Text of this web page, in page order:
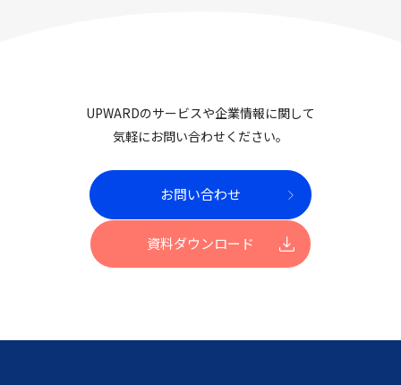
UPWARDのサービスや企業情報に関して
気軽にお問い合わせください。
お問い合わせ
資料ダウンロード